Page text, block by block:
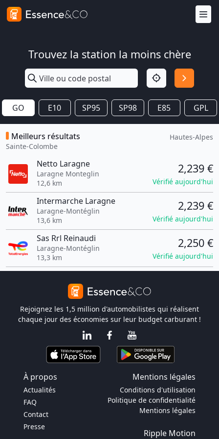
Trouvez la station la moins chère
GO E10 SP95 SP98 E85 GPL
Meilleurs résultats
Sainte-Colombe
Hautes-Alpes
Netto Laragne
Laragne Monteglin
12,6 km
2,239 €
Vérifié aujourd'hui
Intermarche Laragne
Laragne-Montéglin
13,6 km
2,239 €
Vérifié aujourd'hui
Sas Rrl Reinaudi
Laragne-Montéglin
13,3 km
2,250 €
Vérifié aujourd'hui
Rejoignez les 1,5 million d'automobilistes qui réalisent
chaque jour des économies sur leur budget carburant !
À propos Mentions légales
Actualités
FAQ
Contact
Presse
Conditions d'utilisation
Politique de confidentialité
Mentions légales
Ripple Motion